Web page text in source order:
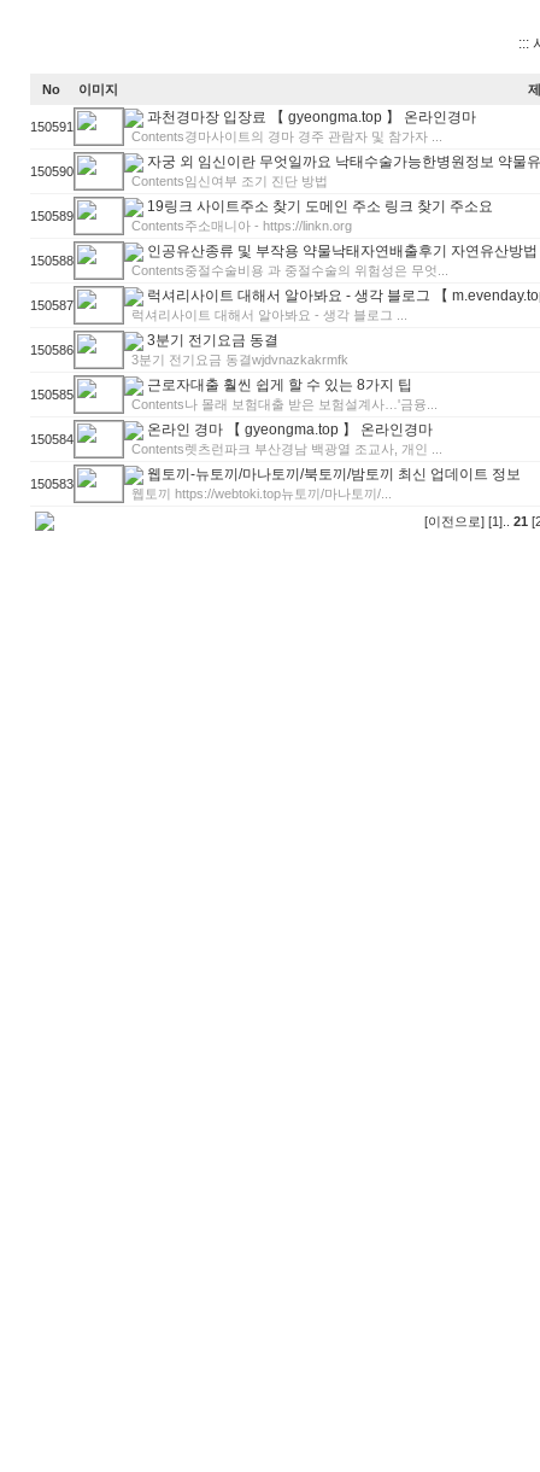
:::
No 이미지
150591
과천경마장 입장료 【 gyeongma.top 】 온라인경마
Contents경마사이트의 경마 경주 관람자 및 참가자 ...
150590
자궁 외 임신이란 무엇일까요 낙태수술가능한병원정보 약물
Contents임신여부 조기 진단 방법
150589
19링크 사이트주소 찾기 도메인 주소 링크 찾기 주소요
Contents주소매니아 - https://linkn.org
150588
인공유산종류 및 부작용 약물낙태자연배출후기 자연유산방법
Contents중절수술비용 과 중절수술의 위험성은 무엇...
150587
럭­셔­리­사­이­트 대해서 알아봐요 - 생각 블로그 【
럭­셔­리­사­이­트 대해서 알아봐요 - 생각 블로그 ...
150586
3분기 전기요금 동결
3분기 전기요금 동결wjdvnazkakrmfk
150585
근로자대출 훨씬 쉽게 할 수 있는 8가지 팁
Contents나 몰래 보험대출 받은 보험설계사…'금융...
150584
온라인 경마 【 gyeongma.top 】 온라인경마
Contents렛츠런파크 부산경남 백광열 조교사, 개인 ...
150583
웹토끼-뉴토끼/마나토끼/북토끼/밤토끼 최신 업데이트 정보
웹토끼 https://webtoki.top뉴토끼/마나토끼/...
[이전으로] [1] 21